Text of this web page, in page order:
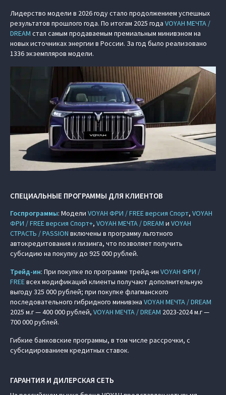
Лидерство модели в 2026 году стало продолжением успешных
результатов прошлого года. По итогам 2025 года VOYAH МЕЧТА /
DREAM стал самым продаваемым премиальным минивэном на
новых источниках энергии в России. За год было реализовано
1336 экземпляров модели.
СПЕЦИАЛЬНЫЕ ПРОГРАММЫ ДЛЯ КЛИЕНТОВ
Госпрограммы: Модели VOYAH ФРИ / FREE версия Спорт, VOYAH
ФРИ / FREE версия Спорт+, VOYAH МЕЧТА / DREAM и VOYAH
СТРАСТЬ / PASSION включены в программу льготного
автокредитования и лизинга, что позволяет получить
субсидию на покупку до 925 000 рублей.
Трейд-ин: При покупке по программе трейд-ин VOYAH ФРИ /
FREEвсех модификаций клиенты получают дополнительную
выгоду 325 000 рублей; при покупке флагманского
последовательного гибридного минивэна VOYAH МЕЧТА / DREAM
2025 м.г — 400 000 рублей, VOYAH МЕЧТА / DREAM 2023-2024 м.г —
700 000 рублей.
Гибкие банковские программы, в том числе рассрочки, с
субсидированием кредитных ставок.
ГАРАНТИЯ И ДИЛЕРСКАЯ СЕТЬ